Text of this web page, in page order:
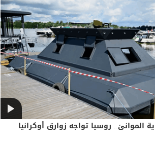
الموانئ.. روسيا تواجه زوارق أوكرانيا